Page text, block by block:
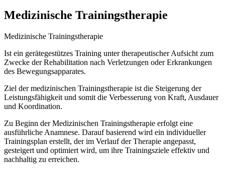
Medizinische Trainingstherapie
Medizinische Trainingstherapie
Ist ein gerätegestützes Training unter therapeutischer Aufsicht zum
Zwecke der Rehabilitation nach Verletzungen oder Erkrankungen
des Bewegungsapparates.
Ziel der medizinischen Trainingstherapie ist die Steigerung der
Leistungsfähigkeit und somit die Verbesserung von Kraft, Ausdauer
und Koordination.
Zu Beginn der Medizinischen Trainingstherapie erfolgt eine
ausführliche Anamnese. Darauf basierend wird ein individueller
Trainingsplan erstellt, der im Verlauf der Therapie angepasst,
gesteigert und optimiert wird, um ihre Trainingsziele effektiv und
nachhaltig zu erreichen.